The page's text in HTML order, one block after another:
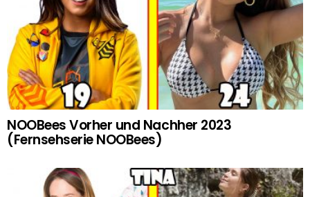
NOOBees Vorher und Nachher 2023
(Fernsehserie NOOBees)